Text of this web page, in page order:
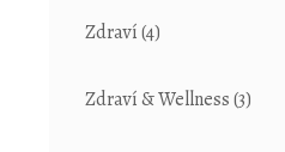
Zdraví(4)
Zdraví & Wellness(3)